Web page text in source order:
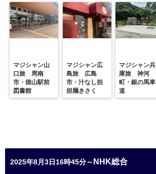
マジシャン山
口旅 周南
市・徳山駅前
図書館
マジシャン広
島旅 広島
市・汁なし担
担麺きさく
マジシャン兵
庫旅 神河
町・銀の馬車
道
2025年8月3日16時45分～ NHK総合